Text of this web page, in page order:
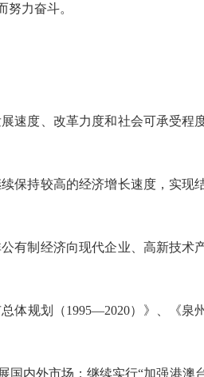
力奋斗。
度、改革力度和社会可承受程度
持较高的经济增长速度，实现
制经济向现代企业、高新技术
规划（1995—2020）》、《泉
内外市场；继续实行“加强港澳